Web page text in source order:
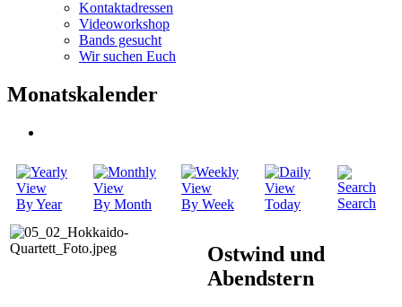
Kontaktadressen
Videoworkshop
Bands gesucht
Wir suchen Euch
Monatskalender
By Year By Month By Week Today Search
Ostwind und
Abendstern